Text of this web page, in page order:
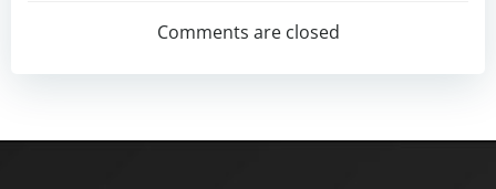
Comments are closed